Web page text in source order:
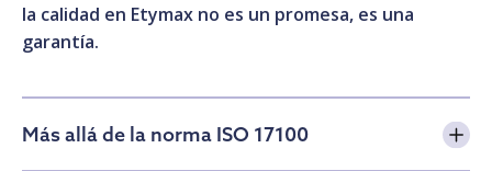
la calidad en Etymax no es un promesa, es una
garantía.
Más allá de la norma ISO 17100